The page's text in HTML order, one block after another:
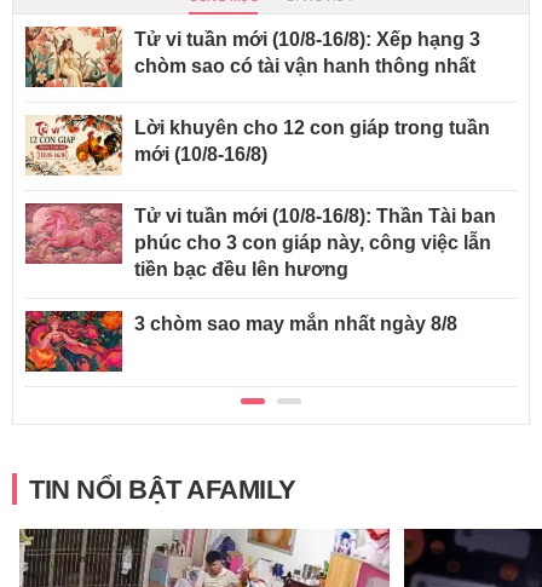
Tử vi tuần mới (10/8-16/8): Xếp hạng 3
chòm sao có tài vận hanh thông nhất
Lời khuyên cho 12 con giáp trong tuần
mới (10/8-16/8)
Tử vi tuần mới (10/8-16/8): Thần Tài ban
phúc cho 3 con giáp này, công việc lẫn
tiền bạc đều lên hương
3 chòm sao may mắn nhất ngày 8/8
TIN NỔI BẬT AFAMILY